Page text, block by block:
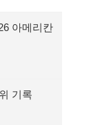
아메리칸
기록